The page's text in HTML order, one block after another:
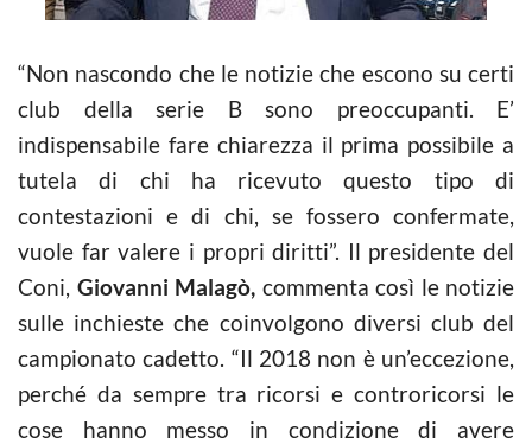
“Non nascondo che le notizie che escono su certi
club della serie B sono preoccupanti. E’
indispensabile fare chiarezza il prima possibile a
tutela di chi ha ricevuto questo tipo di
contestazioni e di chi, se fossero confermate,
vuole far valere i propri diritti”. Il presidente del
Coni, Giovanni Malagò, commenta così le notizie
sulle inchieste che coinvolgono diversi club del
campionato cadetto. “Il 2018 non è un’eccezione,
perché da sempre tra ricorsi e controricorsi le
cose hanno messo in condizione di avere